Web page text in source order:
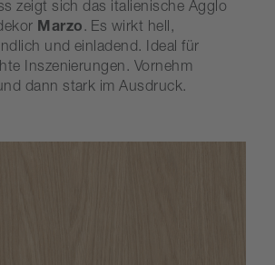
zeigt sich das italienische Agglo
Marzo. Es wirkt hell,
und einladend. Ideal für
Inszenierungen. Vornehm
dann stark im Ausdruck.